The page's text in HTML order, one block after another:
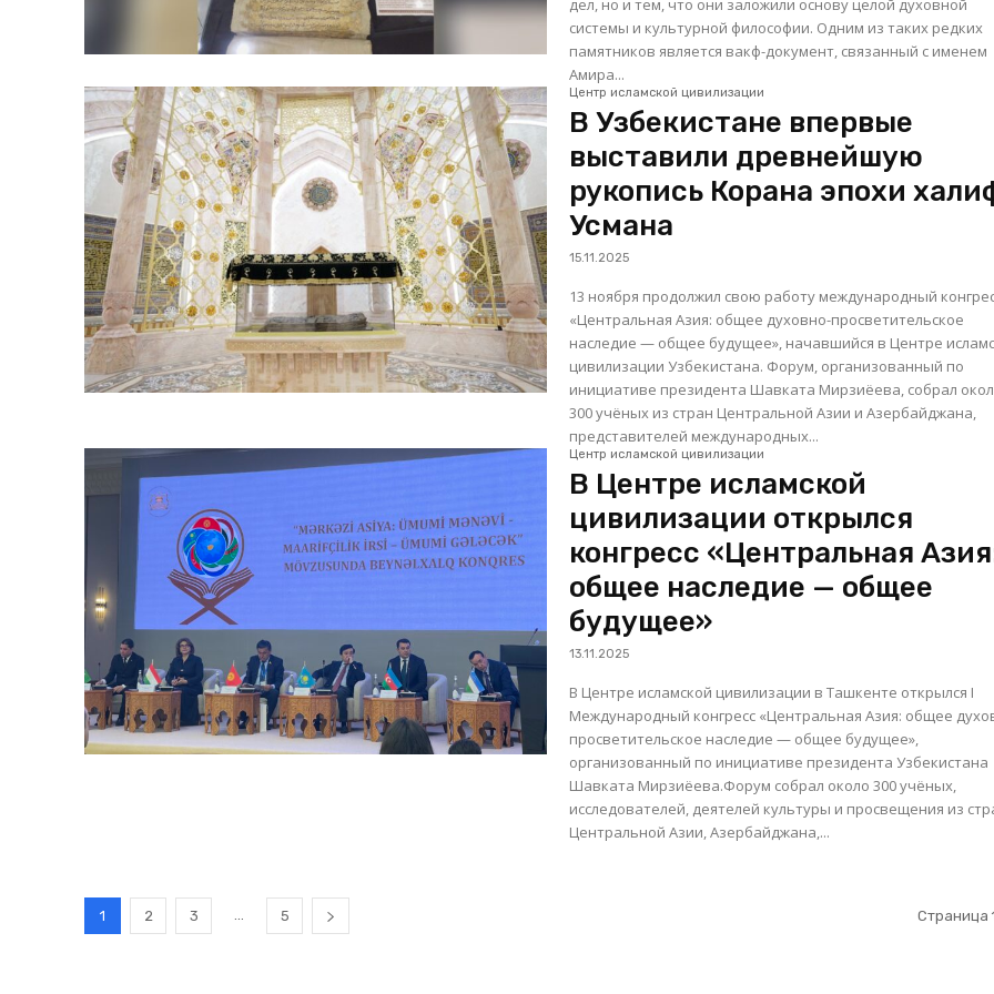
дел, но и тем, что они заложили основу целой духовной
системы и культурной философии. Одним из таких редких
памятников является вакф-документ, связанный с именем
Амира...
Центр исламской цивилизации
В Узбекистане впервые
выставили древнейшую
рукопись Корана эпохи
Усмана
15.11.2025
13 ноября продолжил свою работу международный
«Центральная Азия: общее духовно-просветительское
наследие — общее будущее», начавшийся в Центре
цивилизации Узбекистана. Форум, организованный по
инициативе президента Шавката Мирзиёева, собрал
300 учёных из стран Центральной Азии и Азербайджана,
представителей международных...
Центр исламской цивилизации
В Центре исламской
цивилизации открылся
конгресс «Центральная
общее наследие — общее
будущее»
13.11.2025
В Центре исламской цивилизации в Ташкенте открылся I
Международный конгресс «Центральная Азия: общее
просветительское наследие — общее будущее»,
организованный по инициативе президента Узбекистана
Шавката Мирзиёева.Форум собрал около 300 учёных,
исследователей, деятелей культуры и просвещения из
Центральной Азии, Азербайджана,...
1 2 3 ... 5 Страница